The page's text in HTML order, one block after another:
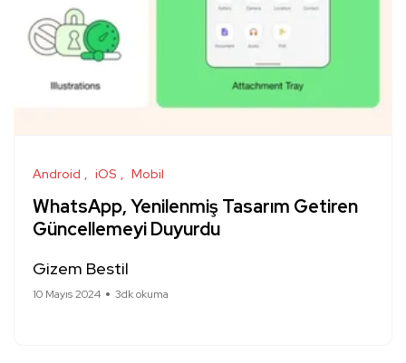
Android iOS Mobil
WhatsApp, Yenilenmiş Tasarım Getiren
Güncellemeyi Duyurdu
Gizem Bestil
10 Mayıs 2024 3dk okuma